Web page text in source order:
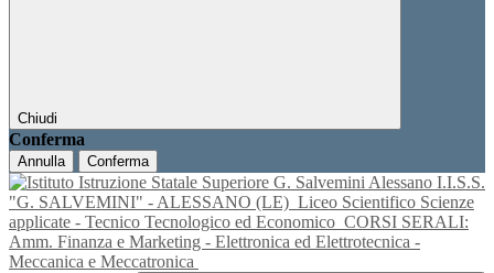
Chiudi
Conferma
Annulla Conferma
I.I.S.S.
"G. SALVEMINI" - ALESSANO (LE) Liceo Scientifico Scienze
applicate - Tecnico Tecnologico ed Economico CORSI SERALI:
Amm. Finanza e Marketing - Elettronica ed Elettrotecnica -
Meccanica e Meccatronica